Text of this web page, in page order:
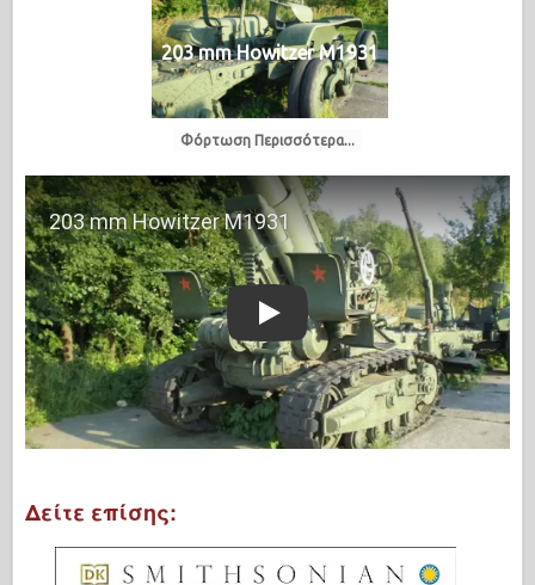
203 mm Howitzer M1931
Φόρτωση Περισσότερα...
Play
Δείτε επίσης: